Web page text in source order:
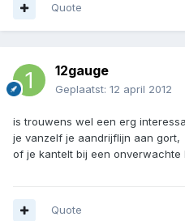
Quote
12gauge
Geplaatst: 12 april 2012
is trouwens wel een erg
je vanzelf je aandrijflijn aan gort,
of je kantelt bij een onverwachte
Quote